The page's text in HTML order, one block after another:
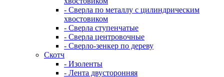
- Сверла по металлу с цилиндрическим
хвостовиком
- Сверла ступенчатые
- Сверла центровочные
- Сверло-зенкер по дереву
Скотч
- Изоленты
- Лента двусторонняя